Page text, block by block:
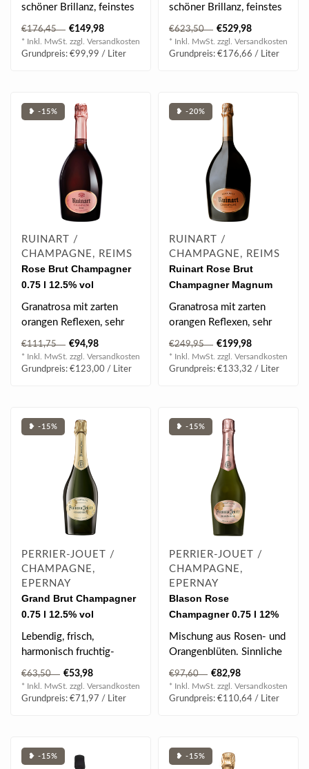
schöner Brillanz, feinstes
Musseux, wunderschöner
Perlen..
€176,45 €149,98
* Inkl. MwSt. zzgl. Versandkosten
Grundpreis: €99,99 / Liter
schöner Brillanz, feinstes
Musseux, wunderschöner
Perlen..
€623,50 €529,98
* Inkl. MwSt. zzgl. Versandkosten
Grundpreis: €176,66 / Liter
❥ -15%
RUINART /
CHAMPAGNE, REIMS
Rose Brut Champagner
0.75 l 12.5% vol
Granatrosa mit zarten
orangen Reflexen, sehr
feine Perlage, subtile
Aromen von r..
€111,75 €94,98
* Inkl. MwSt. zzgl. Versandkosten
Grundpreis: €123,00 / Liter
❥ -20%
RUINART /
CHAMPAGNE, REIMS
Ruinart Rose Brut
Champagner Magnum
1.5 l 12.5% vol
Granatrosa mit zarten
orangen Reflexen, sehr
feine Perlage, subtile
Aromen von r..
€249,95 €199,98
* Inkl. MwSt. zzgl. Versandkosten
Grundpreis: €133,32 / Liter
❥ -15%
PERRIER-JOUET /
CHAMPAGNE,
EPERNAY
Grand Brut Champagner
0.75 l 12.5% vol
Lebendig, frisch,
harmonisch fruchtig-
floralen Aromen, Duft
Blumen und Früchten..
€63,50 €53,98
* Inkl. MwSt. zzgl. Versandkosten
Grundpreis: €71,97 / Liter
❥ -15%
PERRIER-JOUET /
CHAMPAGNE,
EPERNAY
Blason Rose
Champagner 0.75 l 12%
vol
Mischung aus Rosen- und
Orangenblüten. Sinnliche
Frische und vollmundige
Aromen..
€97,60 €82,98
* Inkl. MwSt. zzgl. Versandkosten
Grundpreis: €110,64 / Liter
❥ -15% ❥ -15%